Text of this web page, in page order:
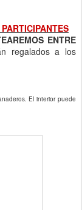
ENTRE
regalados a los
El interior puede